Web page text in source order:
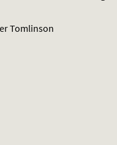
Tomlinson